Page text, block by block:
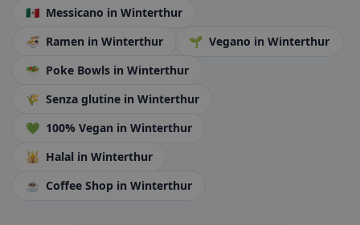
🇲🇽 Messicano in Winterthur
🍜 Ramen in Winterthur 🌱 Vegano in Winterthur
🥗 Poke Bowls in Winterthur
🌾 Senza glutine in Winterthur
💚 100% Vegan in Winterthur
🕌 Halal in Winterthur
☕ Coffee Shop in Winterthur